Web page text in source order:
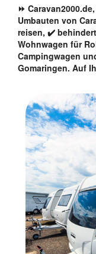
⏩
Umbauten von
reisen, ✔️
Wohnwagen für
Campingwagen
Gomaringen. Auf